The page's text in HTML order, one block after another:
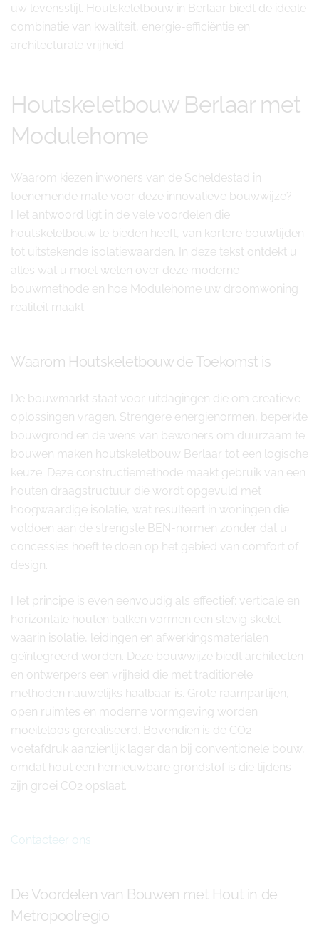
uw levensstijl. Houtskeletbouw in Berlaar biedt de ideale
combinatie van kwaliteit, energie-efficiëntie en
architecturale vrijheid.
Houtskeletbouw Berlaar met
Modulehome
Waarom kiezen inwoners van de Scheldestad in
toenemende mate voor deze innovatieve bouwwijze?
Het antwoord ligt in de vele voordelen die
houtskeletbouw te bieden heeft, van kortere bouwtijden
tot uitstekende isolatiewaarden. In deze tekst ontdekt u
alles wat u moet weten over deze moderne
bouwmethode en hoe Modulehome uw droomwoning
realiteit maakt.
Waarom Houtskeletbouw de Toekomst is
De bouwmarkt staat voor uitdagingen die om creatieve
oplossingen vragen. Strengere energienormen, beperkte
bouwgrond en de wens van bewoners om duurzaam te
bouwen maken houtskeletbouw Berlaar tot een logische
keuze. Deze constructiemethode maakt gebruik van een
houten draagstructuur die wordt opgevuld met
hoogwaardige isolatie, wat resulteert in woningen die
voldoen aan de strengste BEN-normen zonder dat u
concessies hoeft te doen op het gebied van comfort of
design.
Het principe is even eenvoudig als effectief: verticale en
horizontale houten balken vormen een stevig skelet
waarin isolatie, leidingen en afwerkingsmaterialen
geïntegreerd worden. Deze bouwwijze biedt architecten
en ontwerpers een vrijheid die met traditionele
methoden nauwelijks haalbaar is. Grote raampartijen,
open ruimtes en moderne vormgeving worden
moeiteloos gerealiseerd. Bovendien is de CO2-
voetafdruk aanzienlijk lager dan bij conventionele bouw,
omdat hout een hernieuwbare grondstof is die tijdens
zijn groei CO2 opslaat.
Contacteer ons
De Voordelen van Bouwen met Hout in de
Metropoolregio